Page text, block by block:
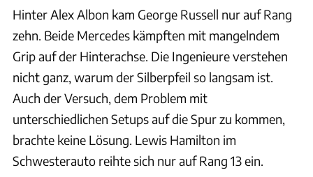
Hinter Alex Albon kam George Russell nur auf Rang
zehn. Beide Mercedes kämpften mit mangelndem
Grip auf der Hinterachse. Die Ingenieure verstehen
nicht ganz, warum der Silberpfeil so langsam ist.
Auch der Versuch, dem Problem mit
unterschiedlichen Setups auf die Spur zu kommen,
brachte keine Lösung. Lewis Hamilton im
Schwesterauto reihte sich nur auf Rang 13 ein.